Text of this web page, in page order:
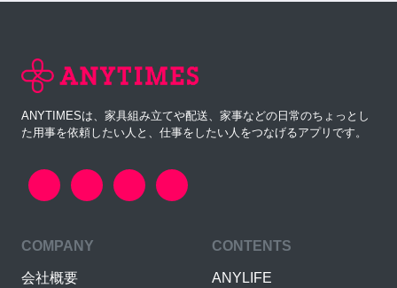
ANYTIMESは、家具組み立てや配送、家事などの日常のちょっとし
た用事を依頼したい人と、仕事をしたい人をつなげるアプリです。
COMPANY
会社概要
CONTENTS
ANYLIFE